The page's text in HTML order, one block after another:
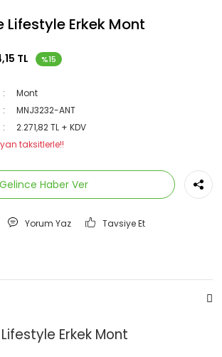
Lifestyle Erkek Mont
TL %15
Mont
MNJ3232-ANT
2.271,82 TL + KDV
taksitlerle!!
Gelince Haber Ver
Yorum Yaz Tavsiye Et
Erkek Mont